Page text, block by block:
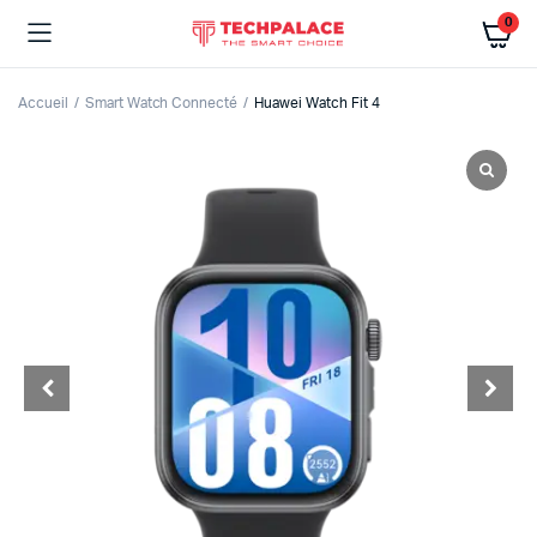
0
Accueil Smart Watch Connecté Huawei Watch Fit 4